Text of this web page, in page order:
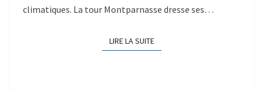
climatiques. La tour Montparnasse dresse ses…
LIRE LA SUITE